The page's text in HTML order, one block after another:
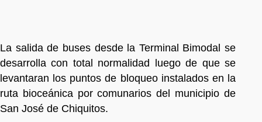
La salida de buses desde la Terminal Bimodal se
desarrolla con total normalidad luego de que se
levantaran los puntos de bloqueo instalados en la
ruta bioceánica por comunarios del municipio de
San José de Chiquitos.